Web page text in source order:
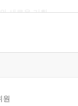
새로운 기회
원